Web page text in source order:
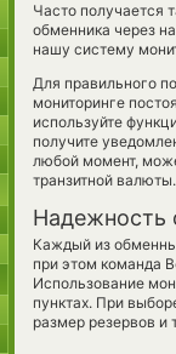
Часто получается
обменника через
нашу систему
Для правильного
мониторинге
используйте
получите
любой момент,
транзитной валюты.
Надежность
Каждый из
при этом команда
Использование
пунктах. При
размер резервов и